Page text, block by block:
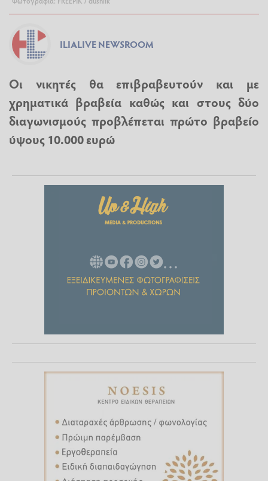
ILIALIVE NEWSROOM
Οι νικητές θα επιβραβευτούν και με
χρηματικά βραβεία καθώς και στους δύο
διαγωνισμούς προβλέπεται πρώτο βραβείο
ύψους 10.000 ευρώ